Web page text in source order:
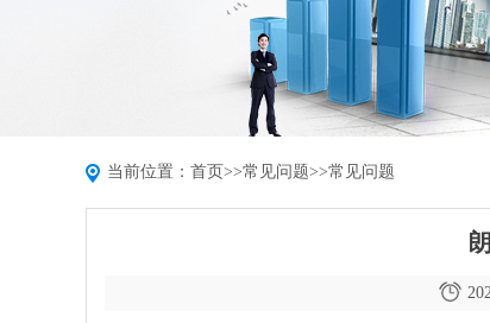
当前位置： 首页>>常见问题>>常见问题